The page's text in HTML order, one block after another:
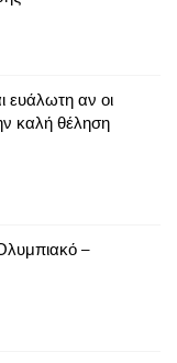
ευάλωτη αν οι
καλή θέληση
–